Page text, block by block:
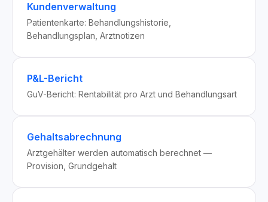
Kundenverwaltung
Patientenkarte: Behandlungshistorie,
Behandlungsplan, Arztnotizen
P&L-Bericht
GuV-Bericht: Rentabilität pro Arzt und Behandlungsart
Gehaltsabrechnung
Arztgehälter werden automatisch berechnet —
Provision, Grundgehalt